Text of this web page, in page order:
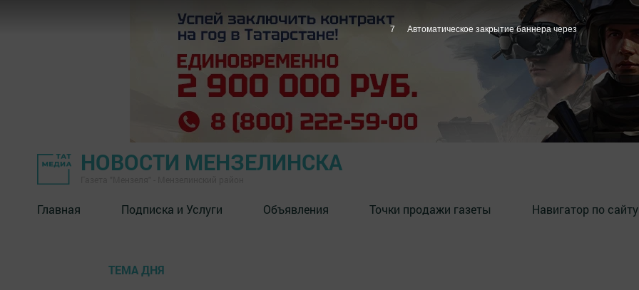
НОВОСТИ МЕНЗЕЛИНСКА
Главная Подписка и Услуги Объявления Точки продажи газеты Навигатор по сайту
ТЕМА ДНЯ
6 Автоматическое закрытие баннера через